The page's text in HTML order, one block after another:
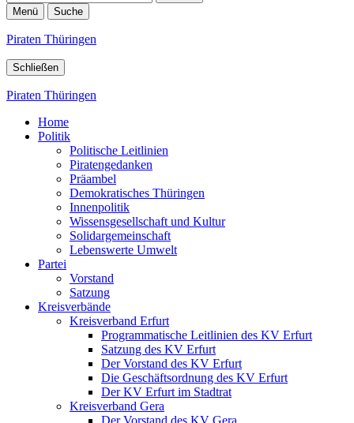
Menü Suche
Piraten Thüringen
Schließen
Piraten Thüringen
Home
Politik
Politische Leitlinien
Piratengedanken
Präambel
Demokratisches Thüringen
Innenpolitik
Wissensgesellschaft und Kultur
Solidargemeinschaft
Lebenswerte Umwelt
Partei
Vorstand
Satzung
Kreisverbände
Kreisverband Erfurt
Programmatische Leitlinien des KV Erfurt
Satzung des KV Erfurt
Der Vorstand des KV Erfurt
Die Geschäftsordnung des KV Erfurt
Der KV Erfurt im Stadtrat
Kreisverband Gera
Der Vorstand des KV Gera